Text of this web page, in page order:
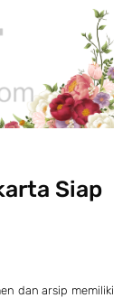
Siap
dan arsip memiliki